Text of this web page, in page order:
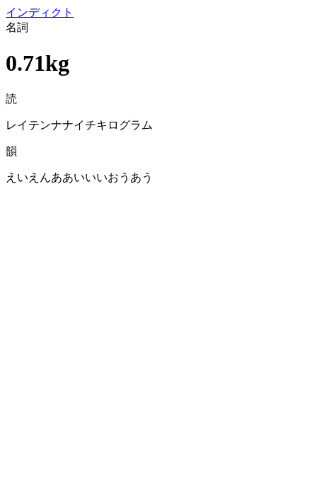
インディクト
名詞
0.71kg
読
レイテンナナイチキログラム
韻
えいえんああいいいおうあう